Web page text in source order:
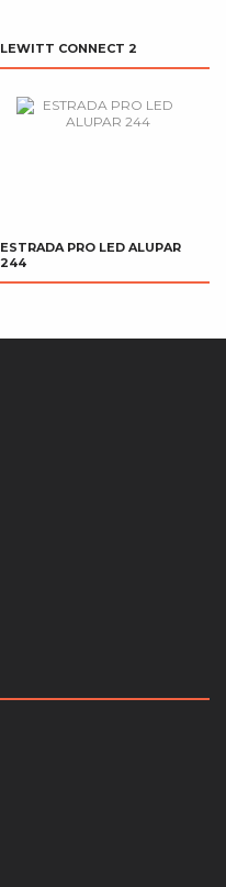
LEWITT CONNECT 2
ESTRADA PRO LED ALUPAR
244